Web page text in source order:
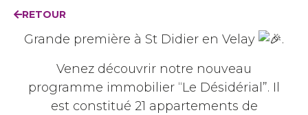
RETOUR
Grande première à St Didier en Velay
.
Venez découvrir notre nouveau
programme immobilier “Le Désidérial”. Il
est constitué 21 appartements de